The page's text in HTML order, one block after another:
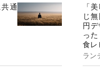
通
「
じ
円
っ
食レ
ラン